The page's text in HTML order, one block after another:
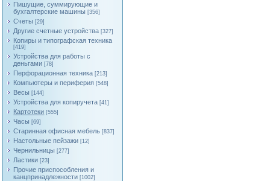
Пишущие, суммирующие и
бухгалтерские машины [356]
Счеты [29]
Другие счетные устройства [327]
Копиры и типографская техника
[419]
Устройства для работы с
деньгами [78]
Перфорационная техника [213]
Компьютеры и периферия [548]
Весы [144]
Устройства для копиручета [41]
Картотеки [555]
Часы [69]
Старинная офисная мебель [837]
Настольные пейзажи [12]
Чернильницы [277]
Ластики [23]
Прочие приспособления и
канцпринадлежности [1002]